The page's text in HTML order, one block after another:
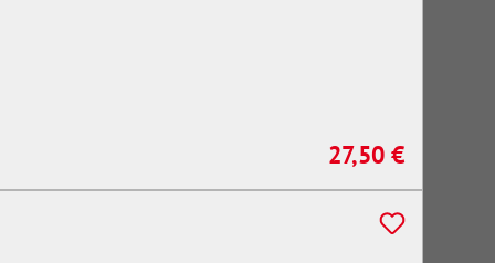
Regulärer Preis:
27,50 €